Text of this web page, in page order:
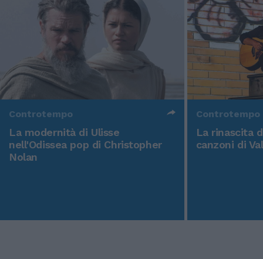
Controtempo
La modernità di Ulisse
nell'Odissea pop di Christopher
Nolan
Controtempo
La rinascita
canzoni di